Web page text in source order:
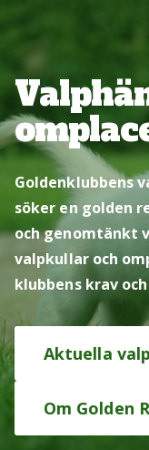
Goldenklubbens
söker en golden
och genomtänkt
valpkullar och
klubbens krav
Aktuella
Om Golden